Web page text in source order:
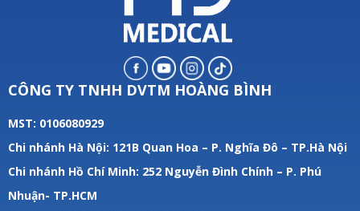
CÔNG TY TNHH DVTM HOÀNG BÌNH
MST: 0106080929
Chi nhánh Hà Nội: 121B Quan Hoa – P. Nghĩa Đô – TP.Hà Nội
Chi nhánh Hồ Chí Minh: 252 Nguyễn Đình Chính – P. Phú
Nhuận- TP.HCM